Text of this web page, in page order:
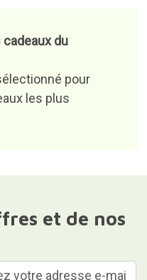
du
pour
les plus
et de nos